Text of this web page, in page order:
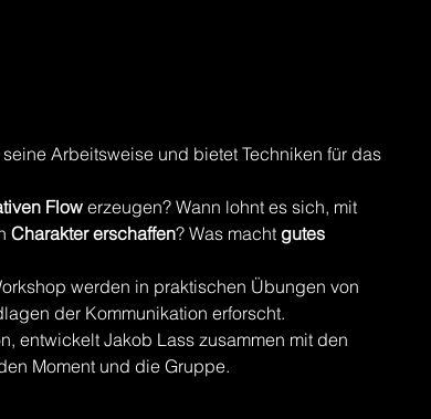
Arbeitsweise und bietet Techniken für das
Flow erzeugen? Wann lohnt es sich, mit
Charakter erschaffen? Was macht gutes
werden in praktischen Übungen von
der Kommunikation erforscht.
entwickelt Jakob Lass zusammen mit den
Moment und die Gruppe.